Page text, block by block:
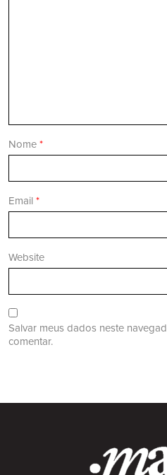
Nome *
Email *
Website
Salvar meus dados neste
comentar.